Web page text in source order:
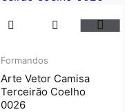
Formandos
Arte Vetor Camisa
Terceirão Coelho
0026